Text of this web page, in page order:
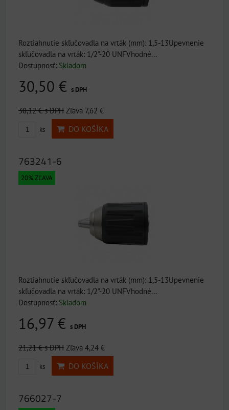
Roztiahnutie skľučovadla na vrták (mm): 1,5-13Upevnenie
skľučovadla na vrták: 1/2"-20 UNFVhodné...
Dostupnosť: Skladom
30,50 € s DPH
38,12 €s DPH Zľava 7,62 €
ks DO KOŠÍKA
763241-6
20% ZĽAVA
Roztiahnutie skľučovadla na vrták (mm): 1,5-13Upevnenie
skľučovadla na vrták: 1/2"-20 UNFVhodné...
Dostupnosť: Skladom
16,97 € s DPH
21,21 €s DPH Zľava 4,24 €
ks DO KOŠÍKA
766027-7